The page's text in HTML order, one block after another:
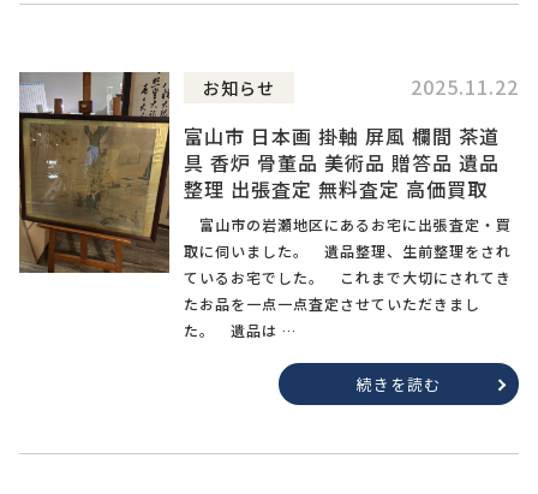
お知らせ
2025.11.22
富山市 日本画 掛軸 屏風 欄間 茶道
具 香炉 骨董品 美術品 贈答品 遺品
整理 出張査定 無料査定 高価買取
富山市の岩瀬地区にあるお宅に出張査定・買
取に伺いました。 遺品整理、生前整理をされ
ているお宅でした。 これまで大切にされてき
たお品を一点一点査定させていただきまし
た。 遺品は …
続きを読む